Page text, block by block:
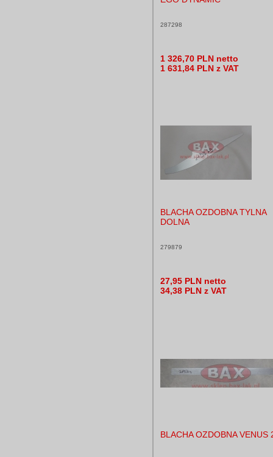
287298
1 326,70 PLN netto
1 631,84 PLN z VAT
BLACHA OZDOBNA TYLNA
DOLNA
279879
27,95 PLN netto
34,38 PLN z VAT
BLACHA OZDOBNA VENUS